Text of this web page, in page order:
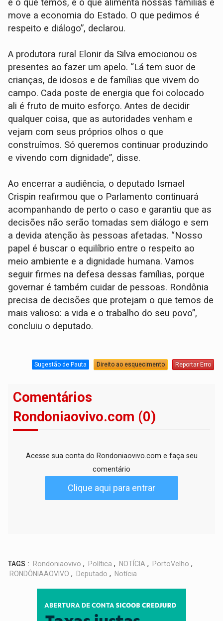
é o que temos, é o que alimenta nossas famílias e
move a economia do Estado. O que pedimos é
respeito e diálogo”, declarou.
A produtora rural Elonir da Silva emocionou os
presentes ao fazer um apelo. “Lá tem suor de
crianças, de idosos e de famílias que vivem do
campo. Cada poste de energia que foi colocado
ali é fruto de muito esforço. Antes de decidir
qualquer coisa, que as autoridades venham e
vejam com seus próprios olhos o que
construímos. Só queremos continuar produzindo
e vivendo com dignidade”, disse.
Ao encerrar a audiência, o deputado Ismael
Crispin reafirmou que o Parlamento continuará
acompanhando de perto o caso e garantiu que as
decisões não serão tomadas sem diálogo e sem
a devida atenção às pessoas afetadas. “Nosso
papel é buscar o equilíbrio entre o respeito ao
meio ambiente e a dignidade humana. Vamos
seguir firmes na defesa dessas famílias, porque
governar é também cuidar de pessoas. Rondônia
precisa de decisões que protejam o que temos de
mais valioso: a vida e o trabalho do seu povo”,
concluiu o deputado.
Sugestão de Pauta Direito ao esquecimento Reportar Erro
Comentários
Rondoniaovivo.com (0)
Acesse sua conta do Rondoniaovivo.com e faça seu
comentário
Clique aqui para entrar
TAGS : Rondoniaovivo , Política , NOTÍCIA , PortoVelho ,
RONDÔNIAAOVIVO , Deputado , Notícia